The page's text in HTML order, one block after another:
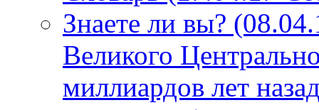
Знаете ли вы?
Великого
миллиардов лет